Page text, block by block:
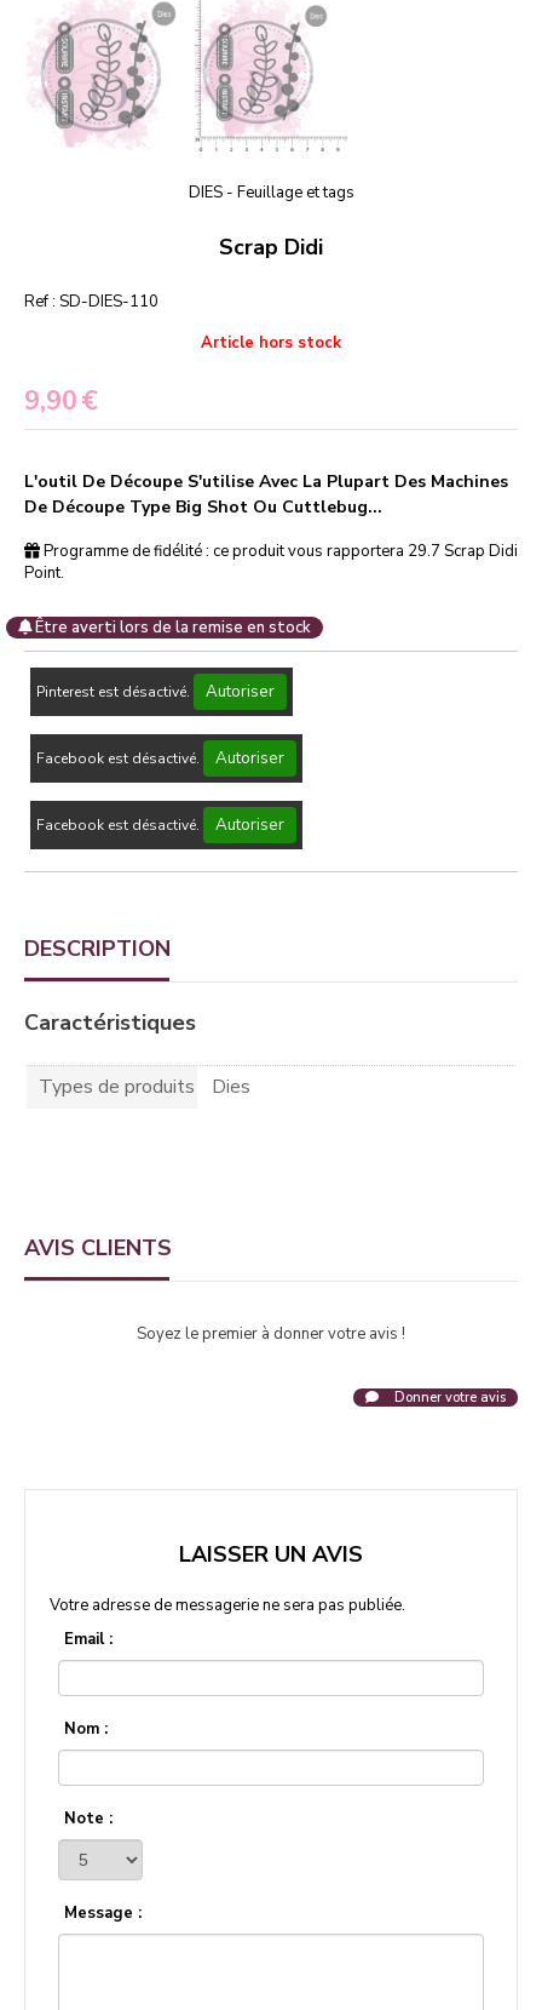
DIES - Feuillage et tags
Scrap Didi
Ref : SD-DIES-110
9,90€
Article hors stock
L'outil De Découpe S'utilise Avec La Plupart Des Machines
De Découpe Type Big Shot Ou Cuttlebug...
Programme de fidélité : ce produit vous rapportera 29.7 Scrap Didi
Point.
Être averti lors de la remise en stock
Pinterest est désactivé. Autoriser
Facebook est désactivé. Autoriser
Facebook est désactivé. Autoriser
DESCRIPTION
Caractéristiques
Types de produits Dies
AVIS CLIENTS
Soyez le premier à donner votre avis !
Donner votre avis
LAISSER UN AVIS
Votre adresse de messagerie ne sera pas publiée.
Email :
Nom :
Note :
Message :